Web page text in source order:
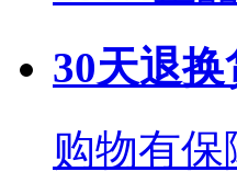
30天退换
购物有保